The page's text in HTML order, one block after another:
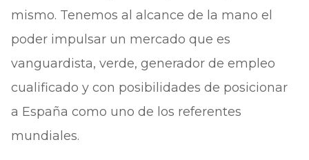
mismo. Tenemos al alcance de la mano el
poder impulsar un mercado que es
vanguardista, verde, generador de empleo
cualificado y con posibilidades de posicionar
a España como uno de los referentes
mundiales.